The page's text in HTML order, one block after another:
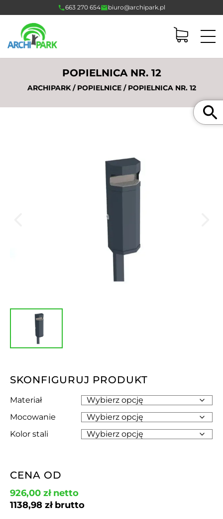
663 270 654 biuro@archipark.pl
POPIELNICA NR. 12
ARCHIPARK/ POPIELNICE/ POPIELNICA NR. 12
SKONFIGURUJ PRODUKT
Materiał
Mocowanie
Kolor stali
CENA OD
926,00 złnetto
1138,98 złbrutto
Szukaj